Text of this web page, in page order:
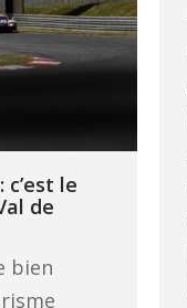
le
de
bien